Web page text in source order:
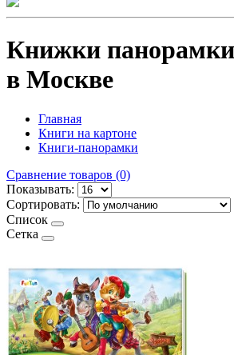
Книжки панорамки
в Москве
Главная
Книги на картоне
Книги-панорамки
Сравнение товаров (0)
Показывать:
Сортировать:
Список
Сетка